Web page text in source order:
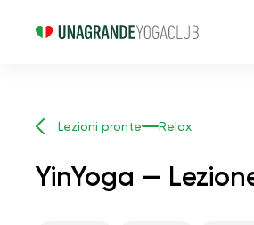
Lezioni pronte Relax
YinYoga —